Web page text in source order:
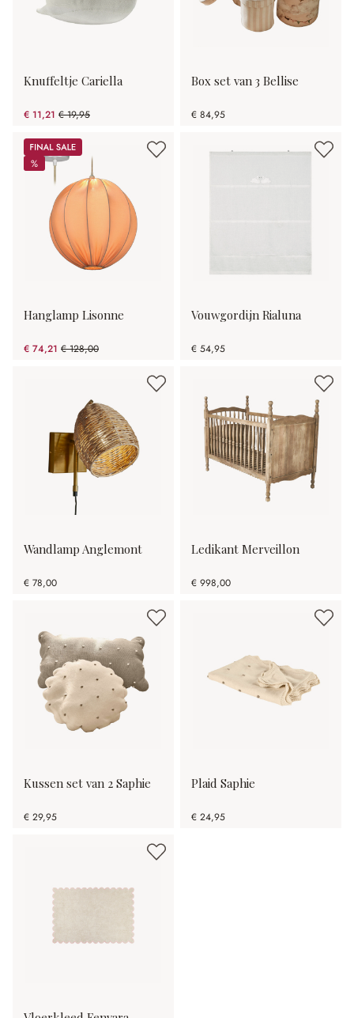
Knuffeltje Cariella
€ 11,21 € 19,95
(43.81% gespart)
Box set van 3 Bellise
€ 84,95
Sale
%
%
Hanglamp Lisonne
€ 74,21 € 128,00
(42.02% gespart)
Vouwgordijn Rialuna
€ 54,95
Wandlamp Anglemont
€ 78,00
Ledikant Merveillon
€ 998,00
Kussen set van 2 Saphie
€ 29,95
Plaid Saphie
€ 24,95